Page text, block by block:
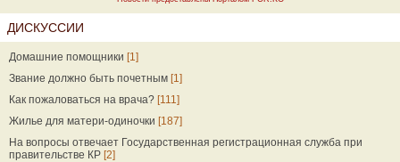
ДИСКУССИИ
Домашние помощники [1]
Звание должно быть почетным [1]
Как пожаловаться на врача? [111]
Жилье для матери-одиночки [187]
На вопросы отвечает Государственная регистрационная служба при
правительстве КР [2]